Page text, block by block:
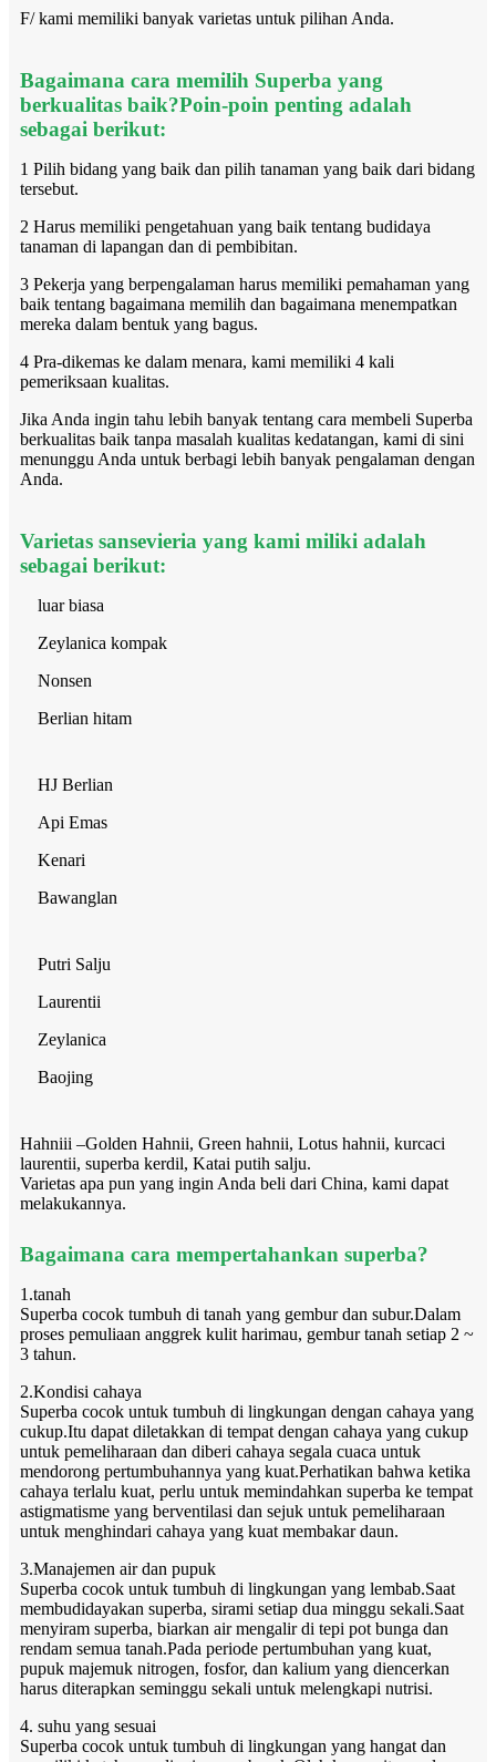
F/ kami memiliki banyak varietas untuk pilihan Anda.
Bagaimana cara memilih Superba yang
berkualitas baik?Poin-poin penting adalah
sebagai berikut:
1 Pilih bidang yang baik dan pilih tanaman yang baik dari bidang
tersebut.
2 Harus memiliki pengetahuan yang baik tentang budidaya
tanaman di lapangan dan di pembibitan.
3 Pekerja yang berpengalaman harus memiliki pemahaman yang
baik tentang bagaimana memilih dan bagaimana menempatkan
mereka dalam bentuk yang bagus.
4 Pra-dikemas ke dalam menara, kami memiliki 4 kali
pemeriksaan kualitas.
Jika Anda ingin tahu lebih banyak tentang cara membeli Superba
berkualitas baik tanpa masalah kualitas kedatangan, kami di sini
menunggu Anda untuk berbagi lebih banyak pengalaman dengan
Anda.
Varietas sansevieria yang kami miliki adalah
sebagai berikut:
luar biasa
Zeylanica kompak
Nonsen
Berlian hitam
HJ Berlian
Api Emas
Kenari
Bawanglan
Putri Salju
Laurentii
Zeylanica
Baojing
Hahniii –Golden Hahnii, Green hahnii, Lotus hahnii, kurcaci
laurentii, superba kerdil, Katai putih salju.
Varietas apa pun yang ingin Anda beli dari China, kami dapat
melakukannya.
Bagaimana cara mempertahankan superba?
1.tanah
Superba cocok tumbuh di tanah yang gembur dan subur.Dalam
proses pemuliaan anggrek kulit harimau, gembur tanah setiap 2 ~
3 tahun.
2.Kondisi cahaya
Superba cocok untuk tumbuh di lingkungan dengan cahaya yang
cukup.Itu dapat diletakkan di tempat dengan cahaya yang cukup
untuk pemeliharaan dan diberi cahaya segala cuaca untuk
mendorong pertumbuhannya yang kuat.Perhatikan bahwa ketika
cahaya terlalu kuat, perlu untuk memindahkan superba ke tempat
astigmatisme yang berventilasi dan sejuk untuk pemeliharaan
untuk menghindari cahaya yang kuat membakar daun.
3.Manajemen air dan pupuk
Superba cocok untuk tumbuh di lingkungan yang lembab.Saat
membudidayakan superba, sirami setiap dua minggu sekali.Saat
menyiram superba, biarkan air mengalir di tepi pot bunga dan
rendam semua tanah.Pada periode pertumbuhan yang kuat,
pupuk majemuk nitrogen, fosfor, dan kalium yang diencerkan
harus diterapkan seminggu sekali untuk melengkapi nutrisi.
4. suhu yang sesuai
Superba cocok untuk tumbuh di lingkungan yang hangat dan